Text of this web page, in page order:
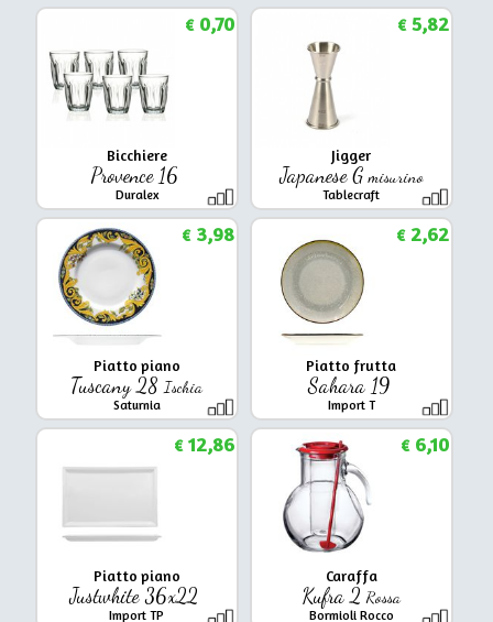
Bicchiere
Provence 16
Duralex
€0,70
Jigger
Japanese Gmisurino
Tablecraft
€5,82
Piatto piano
Tuscany 28 Ischia
Saturnia
€3,98
Piatto frutta
Sahara 19
Import T
€2,62
Piatto piano
Justwhite 36x22
Import TP
€12,86
Caraffa
Kufra 2Rossa
Bormioli Rocco
€6,10